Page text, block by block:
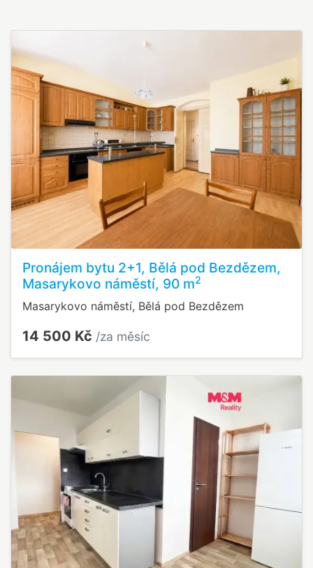
Pronájem bytu 2+1, Bělá pod Bezdězem,
Masarykovo náměstí, 90 m2
Masarykovo náměstí, Bělá pod Bezdězem
14 500 Kč /za měsíc